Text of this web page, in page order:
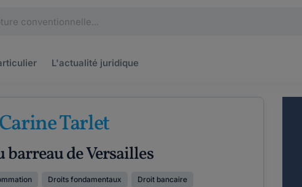
L'actualité juridique
Tarlet
barreau de Versailles
Droits fondamentaux Droit bancaire